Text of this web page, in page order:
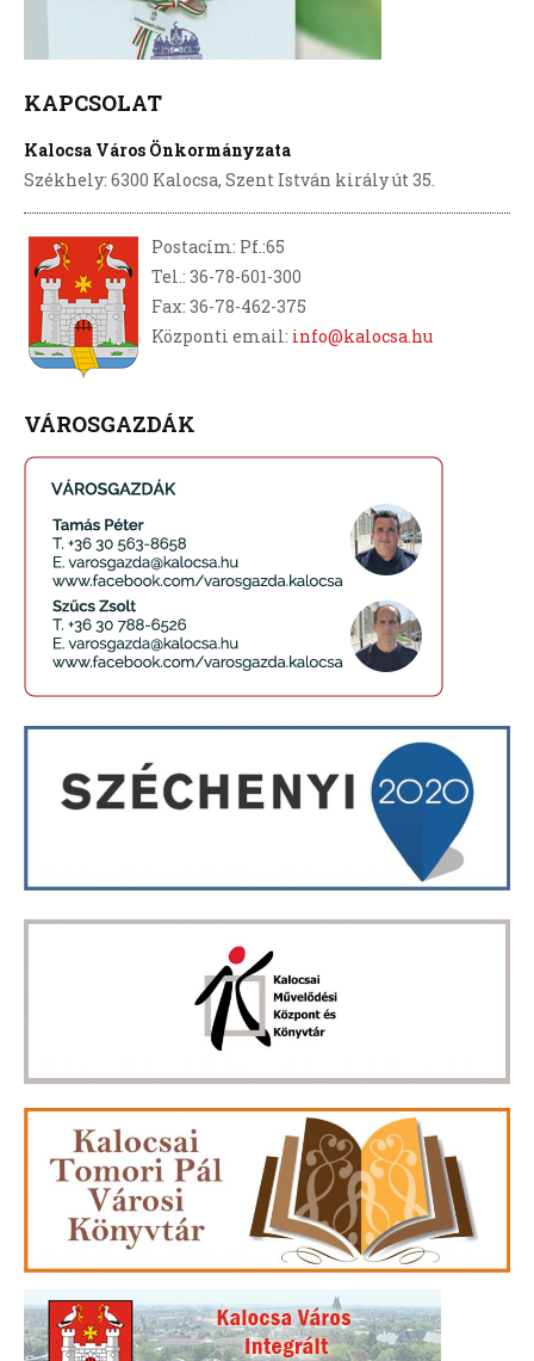
KAPCSOLAT
Kalocsa Város Önkormányzata
Székhely: 6300 Kalocsa, Szent István király út 35.
Postacím: Pf.:65
Tel.: 36-78-601-300
Fax: 36-78-462-375
Központi email: info@kalocsa.hu
VÁROSGAZDÁK